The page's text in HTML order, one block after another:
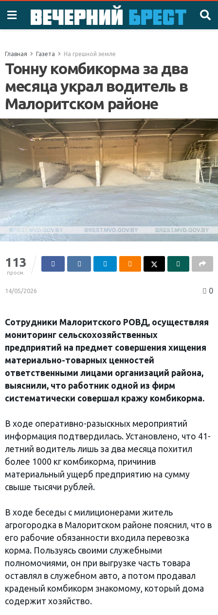
Главная Газета На грешной земле
Тонну комбикорма за два
месяца украл водитель в
Малоритском районе
113
просм.
14/05/2026 0
Сотрудники Малоритского РОВД, осуществляя
мониторинг сельскохозяйственных
предприятий на предмет совершения хищения
материально-товарных ценностей
ответственными лицами организаций района,
выяснили, что работник одной из фирм
систематически совершал кражу комбикорма.
В ходе оперативно-разыскных мероприятий
информация подтвердилась. Установлено, что 41-
летний водитель лишь за два месяца похитил
более 1000 кг комбикорма, причинив
материальный ущерб предприятию на сумму
свыше тысячи рублей.
В ходе беседы с милиционерами житель
агрогородка в Малоритском районе пояснил, что в
его рабочие обязанности входила перевозка
корма. Пользуясь своими служебными
полномочиями, он при выгрузке часть товара
оставлял в служебном авто, а потом продавал
краденый комбикорм знакомому, который дома
содержит хозяйство.